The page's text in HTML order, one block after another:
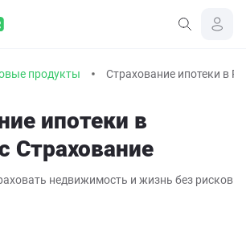
продукты Страхование ипотеки в
ипотеки в
Страхование
недвижимость и жизнь без рисков